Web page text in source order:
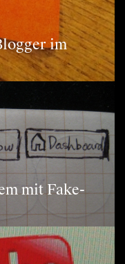
im
mit Fake-